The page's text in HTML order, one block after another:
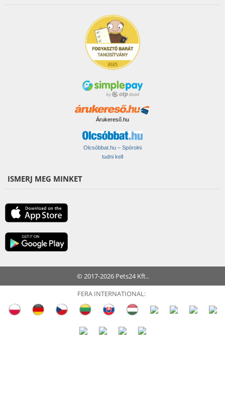
Árukereső.hu
Olcsóbbat.hu – Spórolni
tudni kell
ISMERJ MEG MINKET
© 2017-2026 Pets24 Kft..
FERA INTERNATIONAL: